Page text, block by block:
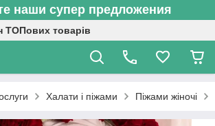
наши супер предложения
ТОПових товарів
Халати і піжами Піжами жіночі